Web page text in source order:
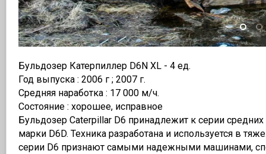
Бульдозер Катерпиллер D6N XL - 4 ед.
Год выпуска : 2006 г ; 2007 г.
Средняя наработка : 17 000 м/ч.
Состояние : хорошее, исправное
Бульдозер Caterpillar D6 принадлежит к серии
марки D6D. Техника разработана и используется в
серии D6 признают самыми надежными машинами,